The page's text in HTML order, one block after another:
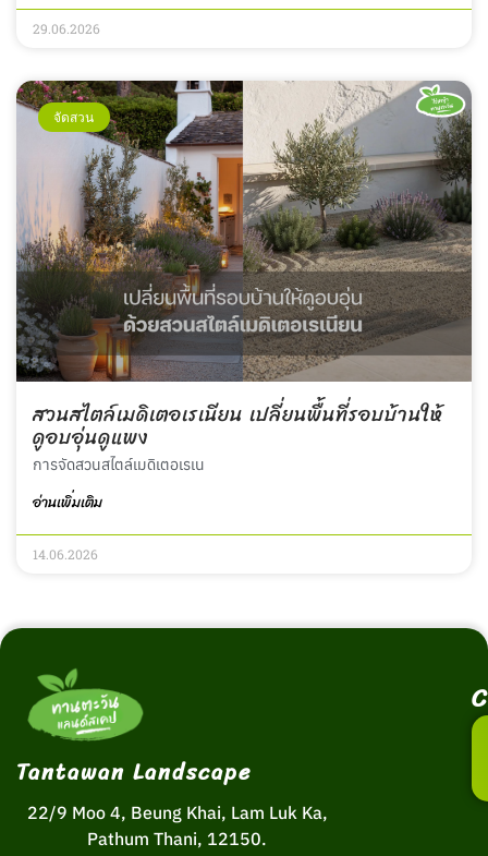
29.06.2026
จัดสวน
สวนสไตล์เมดิเตอเรเนียน เปลี่ยนพื้นที่รอบบ้านให้
ดูอบอุ่นดูแพง
การจัดสวนสไตล์เมดิเตอเรเน
อ่านเพิ่มเติม
14.06.2026
Tantawan Landscape
22/9 Moo 4, Beung Khai, Lam Luk Ka,
Pathum Thani, 12150.